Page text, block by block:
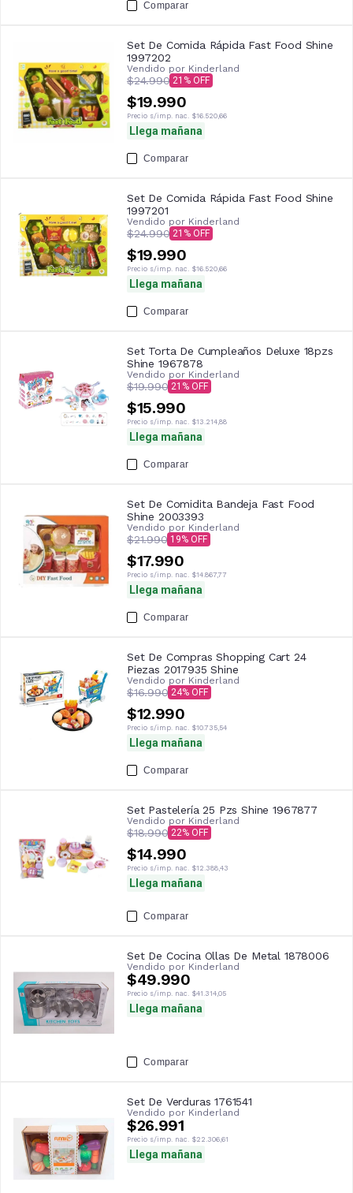
Comparar
Set De Comida Rápida Fast Food Shine
1997202
Vendido por Kinderland
$24.990 21
$19.990
Precio s/imp. nac. $16.520,66
Llega mañana
Comparar
Set De Comida Rápida Fast Food Shine
1997201
Vendido por Kinderland
$24.990 21
$19.990
Precio s/imp. nac. $16.520,66
Llega mañana
Comparar
Set Torta De Cumpleaños Deluxe 18pzs
Shine 1967878
Vendido por Kinderland
$19.990 21
$15.990
Precio s/imp. nac. $13.214,88
Llega mañana
Comparar
Set De Comidita Bandeja Fast Food
Shine 2003393
Vendido por Kinderland
$21.990 19
$17.990
Precio s/imp. nac. $14.867,77
Llega mañana
Comparar
Set De Compras Shopping Cart 24
Piezas 2017935 Shine
Vendido por Kinderland
$16.990 24
$12.990
Precio s/imp. nac. $10.735,54
Llega mañana
Comparar
Set Pastelería 25 Pzs Shine 1967877
Vendido por Kinderland
$18.990 22
$14.990
Precio s/imp. nac. $12.388,43
Llega mañana
Comparar
Set De Cocina Ollas De Metal 1878006
Vendido por Kinderland
$49.990
Precio s/imp. nac. $41.314,05
Llega mañana
Comparar
Set De Verduras 1761541
Vendido por Kinderland
$26.991
Precio s/imp. nac. $22.306,61
Llega mañana